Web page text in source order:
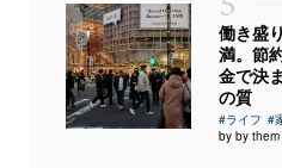
働き盛
満。節
金で決
の質
#ライフ #
by by them